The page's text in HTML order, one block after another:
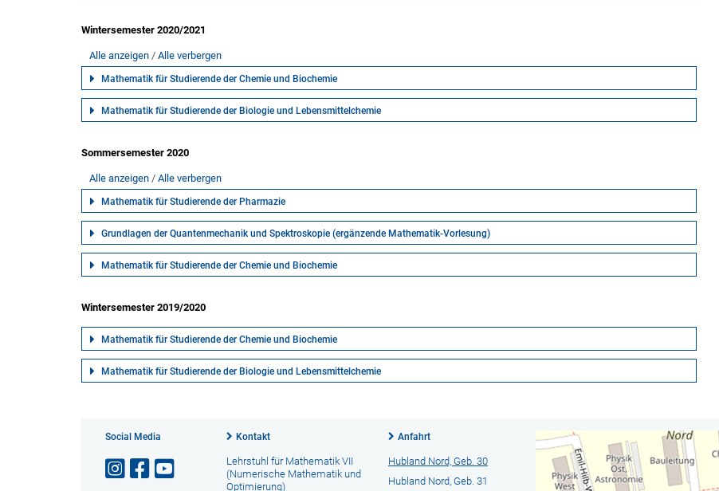
Wintersemester 2020/2021
Alle anzeigen Alle verbergen
Mathematik für Studierende der Chemie und Biochemie
Mathematik für Studierende der Biologie und Lebensmittelchemie
Sommersemester 2020
Alle anzeigen Alle verbergen
Mathematik für Studierende der Pharmazie
Grundlagen der Quantenmechanik und Spektroskopie (ergänzende Mathematik-Vorlesung)
Mathematik für Studierende der Chemie und Biochemie
Wintersemester 2019/2020
Mathematik für Studierende der Chemie und Biochemie
Mathematik für Studierende der Biologie und Lebensmittelchemie
Social Media Kontakt
Lehrstuhl für Mathematik VII
(Numerische Mathematik und
Optimierung)
Anfahrt
Hubland Nord, Geb. 30
Hubland Nord, Geb. 31